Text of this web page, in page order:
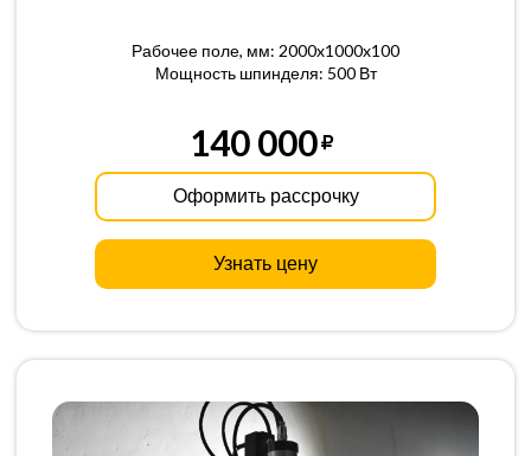
Рабочее поле, мм: 2000x1000x100
Мощность шпинделя: 500 Вт
140 000
Оформить рассрочку
Узнать цену